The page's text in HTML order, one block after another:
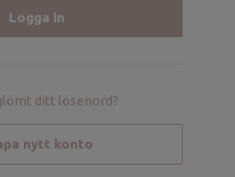
ditt lösenord?
nytt konto